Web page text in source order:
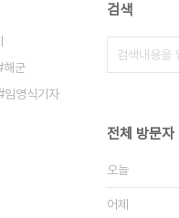
해군
임영식기자
검색
전체 방문자
오늘
어제